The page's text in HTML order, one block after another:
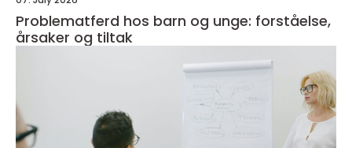
Problematferd hos barn og unge: forståelse,
årsaker og tiltak